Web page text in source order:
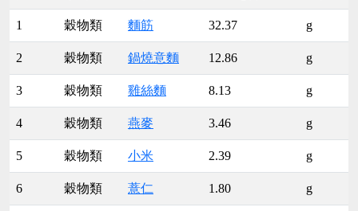
1 穀物類 麵筋 32.37 g
2 穀物類 鍋燒意麵 12.86 g
3 穀物類 雞絲麵 8.13 g
4 穀物類 燕麥 3.46 g
5 穀物類 小米 2.39 g
6 穀物類 薏仁 1.80 g